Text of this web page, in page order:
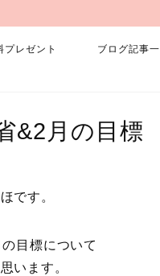
プレゼント ブログ記事
&2月の目標
です。
目標について
います。